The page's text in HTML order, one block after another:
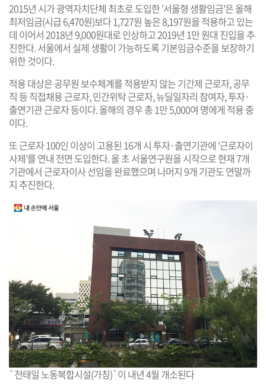
2015년 시가 광역자치단체 최초로 도입한 '서울형 생활임금'은 올해
최저임금(시급 6,470원)보다 1,727원 높은 8,197원을 적용하고 있는
데 이어서 2018년 9,000원대로 인상하고 2019년 1만 원대 진입을 추
진한다. 서울에서 실제 생활이 가능하도록 기본임금수준을 보장하기
위한 것이다.
적용 대상은 공무원 보수체계를 적용받지 않는 기간제 근로자, 공무
직 등 직접채용 근로자, 민간위탁 근로자, 뉴딜일자리 참여자, 투자·
출연기관 근로자 등이다. 올해의 경우 총 1만 5,000여 명에게 적용 중
이다.
또 근로자 100인 이상이 고용된 16개 시 투자·출연기관에 ‘근로자이
사제’를 연내 전면 도입한다. 올 초 서울연구원을 시작으로 현재 7개
기관에서 근로자이사 선임을 완료했으며 나머지 9개 기관도 연말까
지 추진한다.
`전태일 노동복합시설(가칭)`이 내년 4월 개소된다